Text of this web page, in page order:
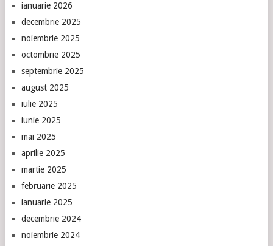
ianuarie 2026
decembrie 2025
noiembrie 2025
octombrie 2025
septembrie 2025
august 2025
iulie 2025
iunie 2025
mai 2025
aprilie 2025
martie 2025
februarie 2025
ianuarie 2025
decembrie 2024
noiembrie 2024